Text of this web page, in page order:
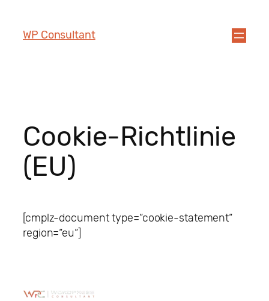
WP Consultant
Cookie-Richtlinie
(EU)
[cmplz-document type=“cookie-statement“
region=“eu“]